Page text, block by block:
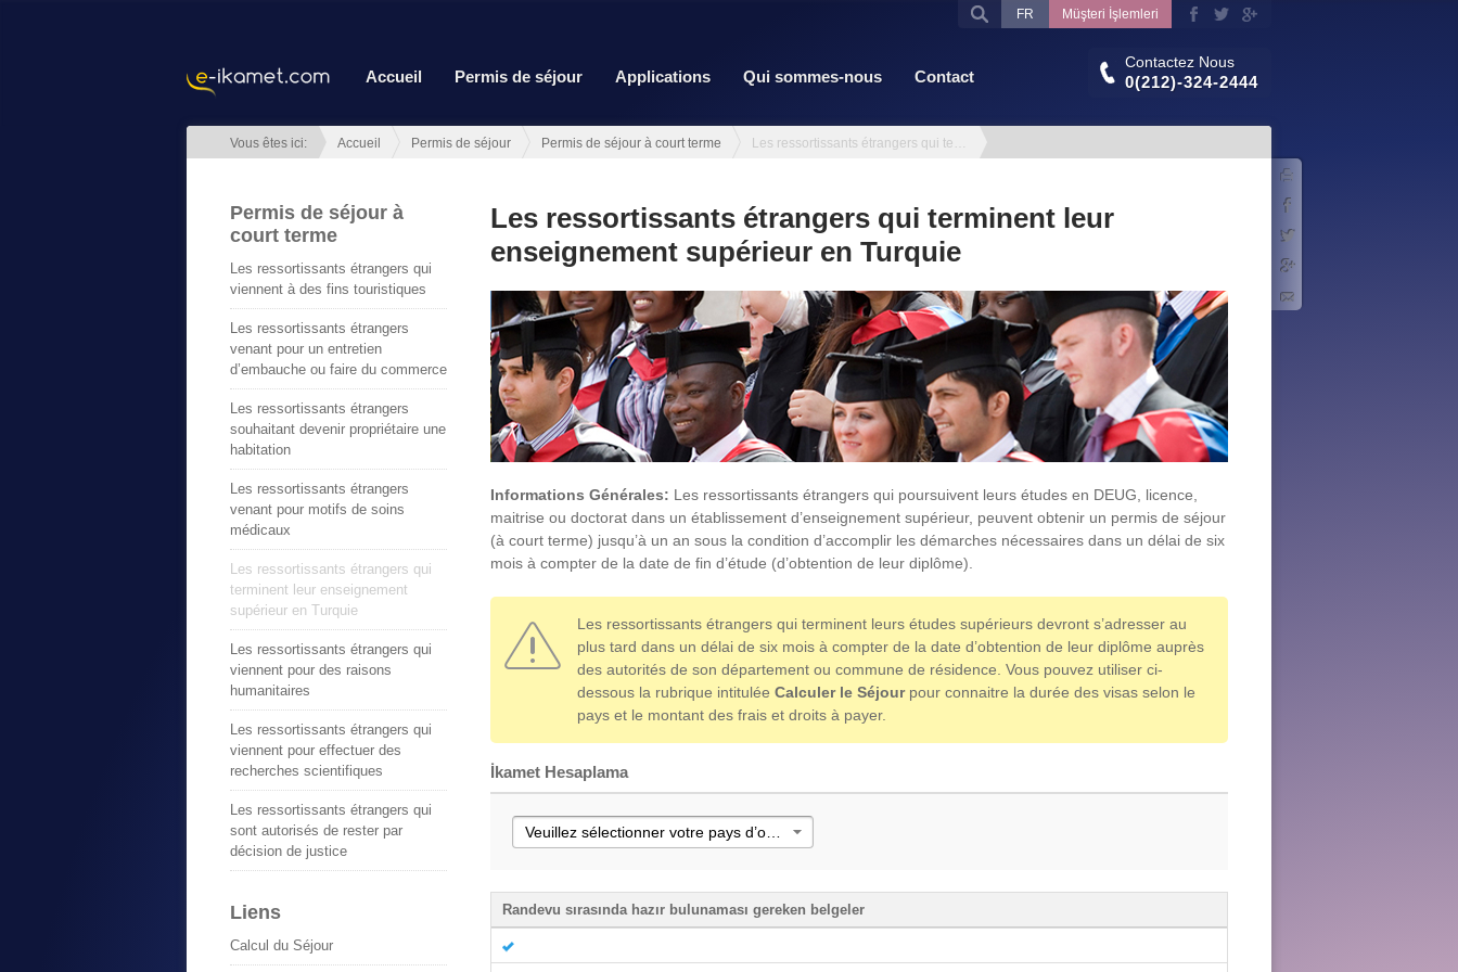
Accueil Permis de séjour Applications Qui sommes-nous Contact
Contactez Nous
0(212)-324-2444
FR Müşteri İşlemleri
Vous êtes ici: Accueil Permis de séjour Permis de séjour à court terme Les ressortissants étrangers qui terminent leur enseignement supéri...
Les ressortissants étrangers qui terminent leur
enseignement supérieur en Turquie
Informations Générales: Les ressortissants étrangers qui poursuivent leurs études en DEUG, licence,
maitrise ou doctorat dans un établissement d’enseignement supérieur, peuvent obtenir un permis de séjour
(à court terme) jusqu’à un an sous la condition d’accomplir les démarches nécessaires dans un délai de six
mois à compter de la date de fin d’étude (d’obtention de leur diplôme).
Les ressortissants étrangers qui terminent leurs études supérieurs devront s’adresser au
plus tard dans un délai de six mois à compter de la date d’obtention de leur diplôme auprès
des autorités de son département ou commune de résidence. Vous pouvez utiliser ci-
dessous la rubrique intitulée Calculer le Séjourpour connaitre la durée des visas selon le
pays et le montant des frais et droits à payer.
İkamet Hesaplama
Randevu sırasında hazır bulunaması gereken belgeler
Permis de séjour à
court terme
Les ressortissants étrangers qui
viennent à des fins touristiques
Les ressortissants étrangers
venant pour un entretien
d’embauche ou faire du commerce
Les ressortissants étrangers
souhaitant devenir propriétaire une
habitation
Les ressortissants étrangers
venant pour motifs de soins
médicaux
Les ressortissants étrangers qui
terminent leur enseignement
supérieur en Turquie
Les ressortissants étrangers qui
viennent pour des raisons
humanitaires
Les ressortissants étrangers qui
viennent pour effectuer des
recherches scientifiques
Les ressortissants étrangers qui
sont autorisés de rester par
décision de justice
Liens
Calcul du Séjour